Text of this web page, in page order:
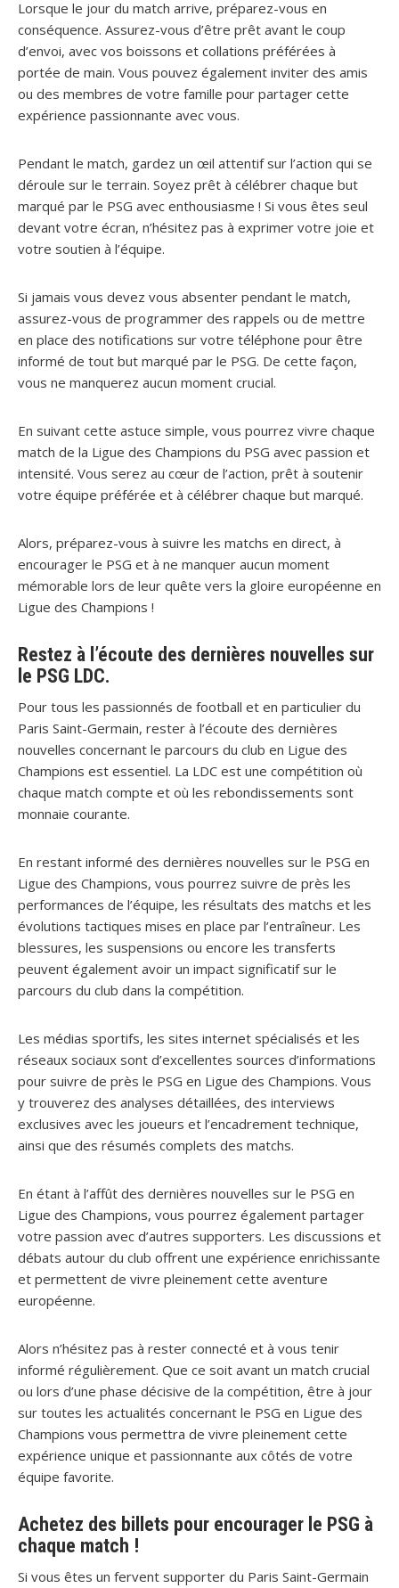
Lorsque le jour du match arrive, préparez-vous en
conséquence. Assurez-vous d’être prêt avant le coup
d’envoi, avec vos boissons et collations préférées à
portée de main. Vous pouvez également inviter des amis
ou des membres de votre famille pour partager cette
expérience passionnante avec vous.
Pendant le match, gardez un œil attentif sur l’action qui se
déroule sur le terrain. Soyez prêt à célébrer chaque but
marqué par le PSG avec enthousiasme ! Si vous êtes seul
devant votre écran, n’hésitez pas à exprimer votre joie et
votre soutien à l’équipe.
Si jamais vous devez vous absenter pendant le match,
assurez-vous de programmer des rappels ou de mettre
en place des notifications sur votre téléphone pour être
informé de tout but marqué par le PSG. De cette façon,
vous ne manquerez aucun moment crucial.
En suivant cette astuce simple, vous pourrez vivre chaque
match de la Ligue des Champions du PSG avec passion et
intensité. Vous serez au cœur de l’action, prêt à soutenir
votre équipe préférée et à célébrer chaque but marqué.
Alors, préparez-vous à suivre les matchs en direct, à
encourager le PSG et à ne manquer aucun moment
mémorable lors de leur quête vers la gloire européenne en
Ligue des Champions !
Restez à l’écoute des dernières nouvelles sur
le PSG LDC.
Pour tous les passionnés de football et en particulier du
Paris Saint-Germain, rester à l’écoute des dernières
nouvelles concernant le parcours du club en Ligue des
Champions est essentiel. La LDC est une compétition où
chaque match compte et où les rebondissements sont
monnaie courante.
En restant informé des dernières nouvelles sur le PSG en
Ligue des Champions, vous pourrez suivre de près les
performances de l’équipe, les résultats des matchs et les
évolutions tactiques mises en place par l’entraîneur. Les
blessures, les suspensions ou encore les transferts
peuvent également avoir un impact significatif sur le
parcours du club dans la compétition.
Les médias sportifs, les sites internet spécialisés et les
réseaux sociaux sont d’excellentes sources d’informations
pour suivre de près le PSG en Ligue des Champions. Vous
y trouverez des analyses détaillées, des interviews
exclusives avec les joueurs et l’encadrement technique,
ainsi que des résumés complets des matchs.
En étant à l’affût des dernières nouvelles sur le PSG en
Ligue des Champions, vous pourrez également partager
votre passion avec d’autres supporters. Les discussions et
débats autour du club offrent une expérience enrichissante
et permettent de vivre pleinement cette aventure
européenne.
Alors n’hésitez pas à rester connecté et à vous tenir
informé régulièrement. Que ce soit avant un match crucial
ou lors d’une phase décisive de la compétition, être à jour
sur toutes les actualités concernant le PSG en Ligue des
Champions vous permettra de vivre pleinement cette
expérience unique et passionnante aux côtés de votre
équipe favorite.
Achetez des billets pour encourager le PSG à
chaque match !
Si vous êtes un fervent supporter du Paris Saint-Germain